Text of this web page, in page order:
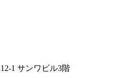
1 サンワビル3階